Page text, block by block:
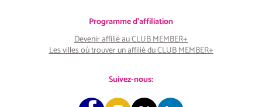
Programme d'affiliation
Devenir affilié au CLUB MEMBER+
Les villes où trouver un affilié du CLUB MEMBER+
Suivez-nous: